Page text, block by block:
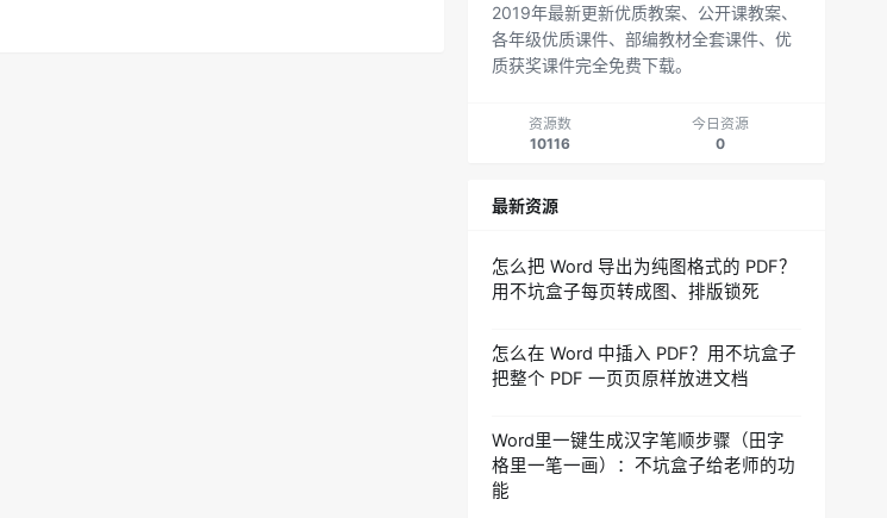
2019年最新更新优质教案、公开课教案、
各年级优质课件、部编教材全套课件、优
质获奖课件完全免费下载。
资源数
10116
今日资源
0
最新资源
怎么把 Word 导出为纯图格式的 PDF？
用不坑盒子每页转成图、排版锁死
怎么在 Word 中插入 PDF？用不坑盒子
把整个 PDF 一页页原样放进文档
Word里一键生成汉字笔顺步骤（田字
格里一笔一画）：不坑盒子给老师的功
能